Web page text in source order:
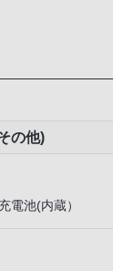
の他)
電池(内蔵）